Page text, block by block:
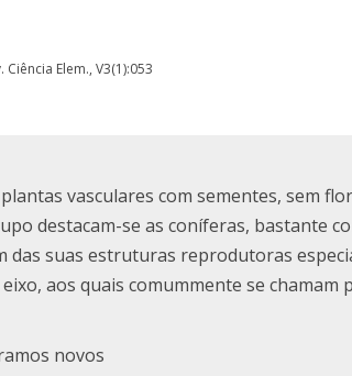
Ciência Elem., V3(1):053
vasculares com sementes, sem
destacam-se as coníferas, bastante
suas estruturas reprodutoras
aos quais comummente se chamam
novos